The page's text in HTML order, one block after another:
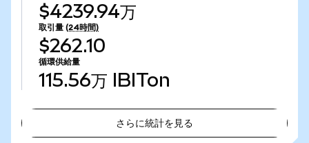
$4239.94万
取引量 (24時間)
$262.10
循環供給量
115.56万 IBITon
さらに統計を見る